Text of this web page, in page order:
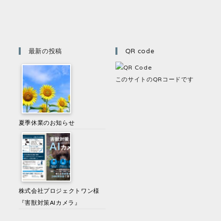
最新の投稿
夏季休業のお知らせ
株式会社プロジェクトワン様
『害獣対策AIカメラ』
QR code
このサイトのQRコードです